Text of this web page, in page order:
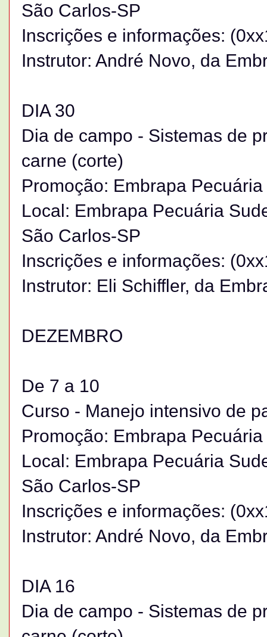
São Carlos-SP
Inscrições e informações:
Instrutor: André Novo, da
DIA 30
Dia de campo - Sistemas de
carne (corte)
Promoção: Embrapa
Local: Embrapa Pecuária
São Carlos-SP
Inscrições e informações:
Instrutor: Eli Schiffler, da
DEZEMBRO
De 7 a 10
Curso - Manejo intensivo de
Promoção: Embrapa
Local: Embrapa Pecuária
São Carlos-SP
Inscrições e informações:
Instrutor: André Novo, da
DIA 16
Dia de campo - Sistemas de